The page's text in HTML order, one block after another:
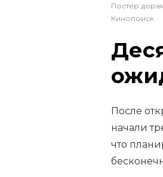
Постер
Кинопоиск
После
начали
что